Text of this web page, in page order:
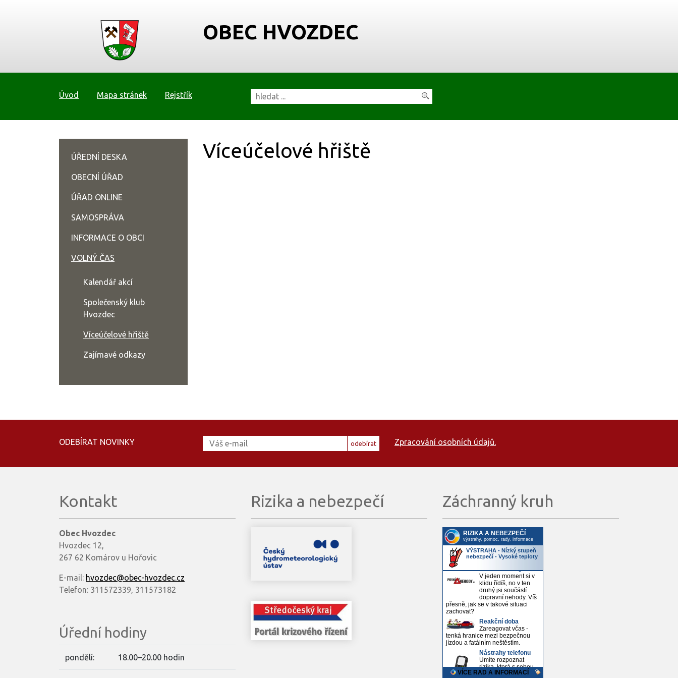
OBEC HVOZDEC
Úvod Mapa stránek Rejstřík
Víceúčelové hřiště
ÚŘEDNÍ DESKA
OBECNÍ ÚŘAD
ÚŘAD ONLINE
SAMOSPRÁVA
INFORMACE O OBCI
VOLNÝ ČAS
Kalendář akcí
Společenský klub
Hvozdec
Víceúčelové hřiště
Zajímavé odkazy
ODEBÍRAT NOVINKY odebírat Zpracování osobních údajů.
Kontakt
Obec Hvozdec
Hvozdec 12,
267 62 Komárov u Hořovic
E-mail: hvozdec@obec-hvozdec.cz
Telefon: 311572339, 311573182
Úřední hodiny
pondělí: 18.00–20.00 hodin
Rizika a nebezpečí Záchranný kruh